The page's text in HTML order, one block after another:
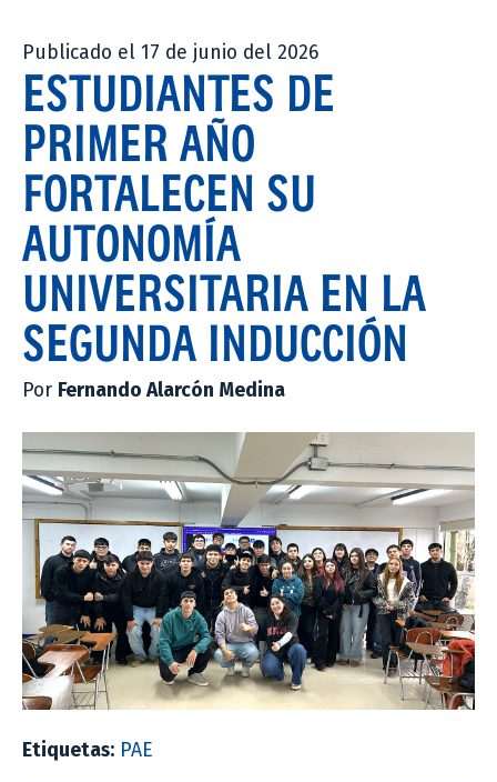
Publicado el 17 de junio del 2026
ESTUDIANTES DE
PRIMER AÑO
FORTALECEN SU
AUTONOMÍA
UNIVERSITARIA EN LA
SEGUNDA INDUCCIÓN
Por Fernando Alarcón Medina
Etiquetas: PAE